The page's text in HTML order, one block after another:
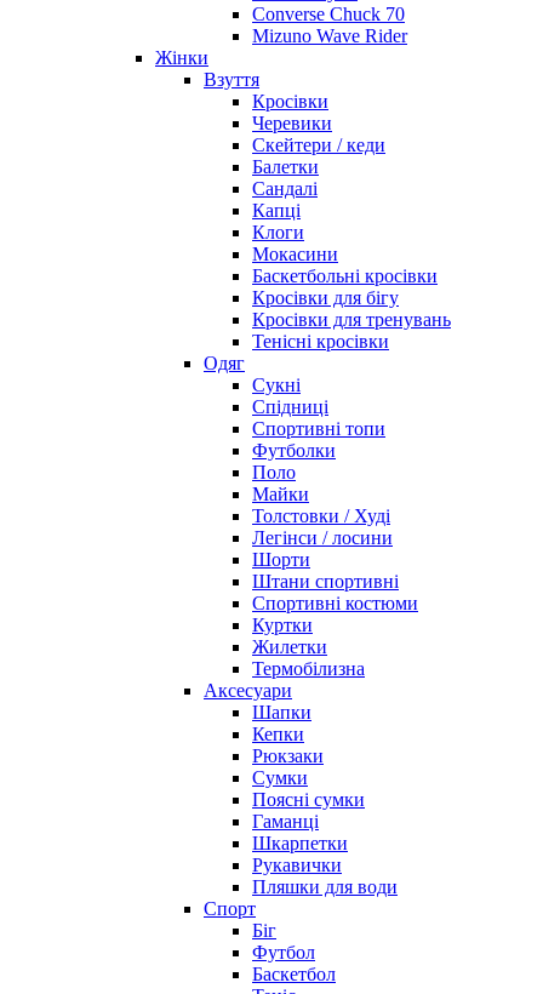
Converse Chuck 70
Mizuno Wave Rider
Жінки
Взуття
Кросівки
Черевики
Скейтери / кеди
Балетки
Сандалі
Капці
Клоги
Мокасини
Баскетбольні кросівки
Кросівки для бігу
Кросівки для тренувань
Тенісні кросівки
Одяг
Сукні
Спідниці
Спортивні топи
Футболки
Поло
Майки
Толстовки / Худі
Легінси / лосини
Шорти
Штани спортивні
Спортивні костюми
Куртки
Жилетки
Термобілизна
Аксесуари
Шапки
Кепки
Рюкзаки
Сумки
Поясні сумки
Гаманці
Шкарпетки
Рукавички
Пляшки для води
Спорт
Біг
Футбол
Баскетбол